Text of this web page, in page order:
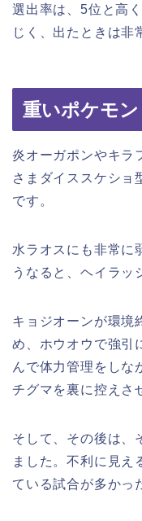
選出率は、5位と高
じく、出たときは非
重いポケモン
炎オーガポンやキラ
さまダイススケショ
です。
水ラオスにも非常に
うなると、ヘイラッ
キョジオーンが環境
め、ホウオウで強引
んで体力管理をしな
チグマを裏に控えさ
そして、その後は、
ました。不利に見え
ている試合が多かっ